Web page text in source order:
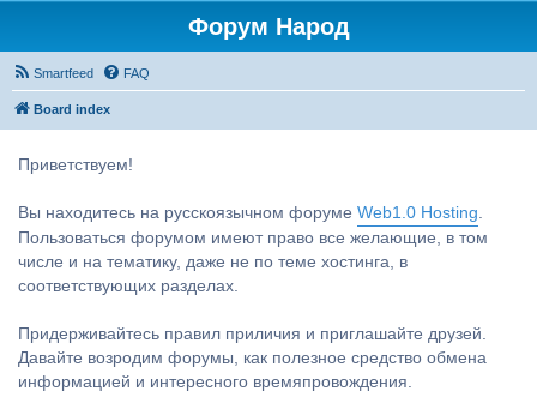
Форум Народ
Smartfeed FAQ
Board index
Приветствуем!
Вы находитесь на русскоязычном форуме Web1.0 Hosting.
Пользоваться форумом имеют право все желающие, в том
числе и на тематику, даже не по теме хостинга, в
соответствующих разделах.
Придерживайтесь правил приличия и приглашайте друзей.
Давайте возродим форумы, как полезное средство обмена
информацией и интересного времяпровождения.